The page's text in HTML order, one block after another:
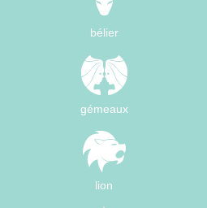
bélier
gémeaux
lion